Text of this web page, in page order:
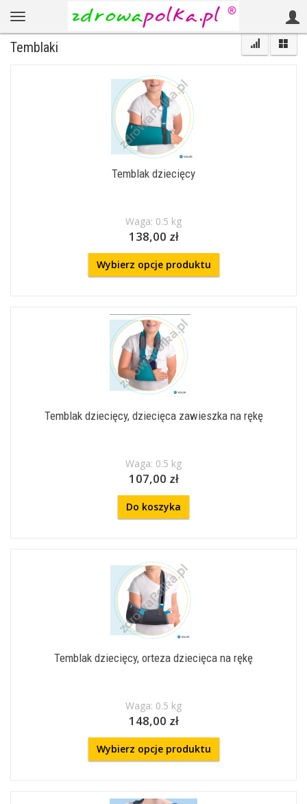
Temblaki
Temblak dziecięcy
Waga: 0.5 kg
138,00 zł
Wybierz opcje produktu
Temblak dziecięcy, dziecięca zawieszka na rękę
Waga: 0.5 kg
107,00 zł
Do koszyka
Temblak dziecięcy, orteza dziecięca na rękę
Waga: 0.5 kg
148,00 zł
Wybierz opcje produktu